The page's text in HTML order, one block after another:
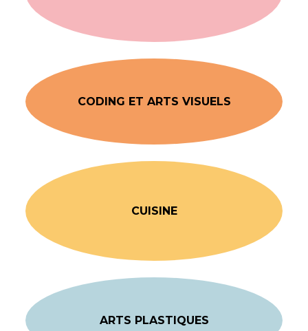
CODING ET ARTS VISUELS
CUISINE
ARTS PLASTIQUES